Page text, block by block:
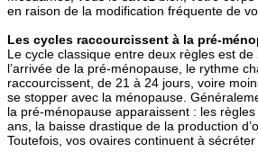
en raison de la modification fréquente de
Les cycles raccourcissent à la pré-
Le cycle classique entre deux règles est
l’arrivée de la pré-ménopause, le rythme
raccourcissent, de 21 à 24 jours, voire
se stopper avec la ménopause.
la pré-ménopause apparaissent : les
ans, la baisse drastique de la production
Toutefois, vos ovaires continuent à